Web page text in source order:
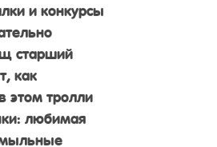
и конкурсы
старший
как
этом тролли
любимая